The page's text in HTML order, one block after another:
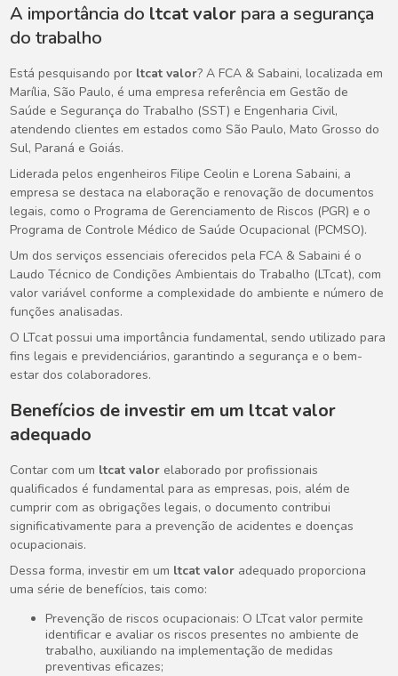
A importância do ltcat valor para a segurança
do trabalho
Está pesquisando por ltcat valor? A FCA & Sabaini, localizada em
Marília, São Paulo, é uma empresa referência em Gestão de
Saúde e Segurança do Trabalho (SST) e Engenharia Civil,
atendendo clientes em estados como São Paulo, Mato Grosso do
Sul, Paraná e Goiás.
Liderada pelos engenheiros Filipe Ceolin e Lorena Sabaini, a
empresa se destaca na elaboração e renovação de documentos
legais, como o Programa de Gerenciamento de Riscos (PGR) e o
Programa de Controle Médico de Saúde Ocupacional (PCMSO).
Um dos serviços essenciais oferecidos pela FCA & Sabaini é o
Laudo Técnico de Condições Ambientais do Trabalho (LTcat), com
valor variável conforme a complexidade do ambiente e número de
funções analisadas.
O LTcat possui uma importância fundamental, sendo utilizado para
fins legais e previdenciários, garantindo a segurança e o bem-
estar dos colaboradores.
Benefícios de investir em um ltcat valor
adequado
Contar com um ltcat valor elaborado por profissionais
qualificados é fundamental para as empresas, pois, além de
cumprir com as obrigações legais, o documento contribui
significativamente para a prevenção de acidentes e doenças
ocupacionais.
Dessa forma, investir em um ltcat valor adequado proporciona
uma série de benefícios, tais como:
Prevenção de riscos ocupacionais: O LTcat valor permite
identificar e avaliar os riscos presentes no ambiente de
trabalho, auxiliando na implementação de medidas
preventivas eficazes;